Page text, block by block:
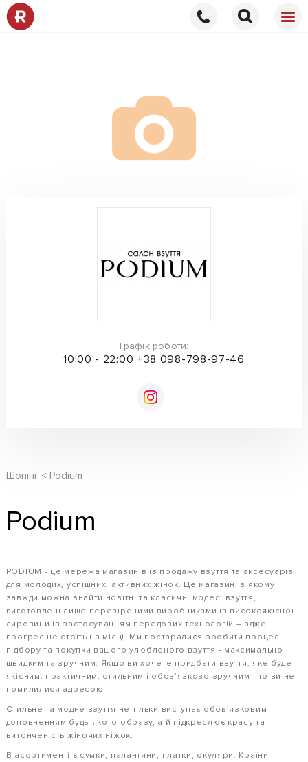
Графік роботи:
10:00 - 22:00 +38 098-798-97-46
Шопінг Podium
Podium
PODIUM - це мережа магазинів із продажу взуття та аксесуарів
для молодих, успішних, активних жінок. Це магазин, в якому
завжди можна знайти новітні та класичні моделі взуття,
виготовлені лише перевіреними виробниками із високоякісної
сировини із застосуванням передових технологій – адже
прогрес не стоїть на місці. Ми постаралися зробити процес
підбору та покупки вашого улюбленого взуття - максимально
швидким та зручним. Якщо ви хочете придбати взуття, яке буде
якісним, практичним, стильним і обовʼязково зручним - то ви не
помилилися адресою!
Стильне та модне взуття не тільки виступає обовʼязковим
доповненням будь-якого образу, а й підкреслює красу та
витонченість жіночих ніжок.
В асортименті є сумки, палантини, платки, окуляри. Країни